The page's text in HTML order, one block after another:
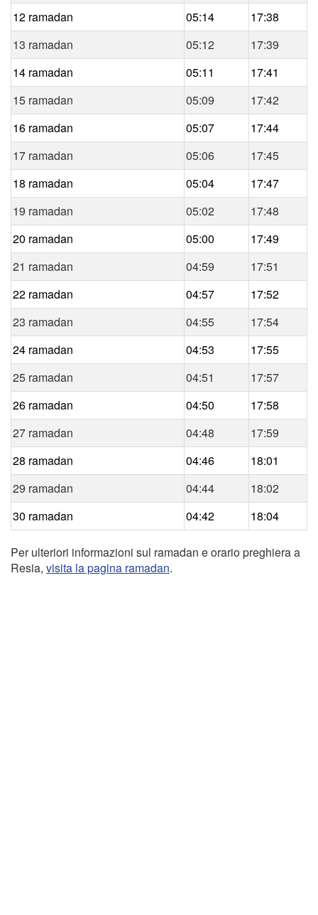
12 ramadan 05:14
17:38
13 ramadan
05:12
17:39
14 ramadan
05:11
17:41
15 ramadan
05:09
17:42
16 ramadan
05:07
17:44
17 ramadan
05:06
17:45
18 ramadan
05:04
17:47
19 ramadan
05:02
17:48
20 ramadan
05:00
17:49
21 ramadan
04:59
17:51
22 ramadan
04:57
17:52
23 ramadan
04:55
17:54
24 ramadan
04:53
17:55
25 ramadan
04:51
17:57
26 ramadan
04:50
17:58
27 ramadan
04:48
17:59
28 ramadan
04:46
18:01
29 ramadan
04:44
18:02
30 ramadan
04:42 18:04
Per ulteriori informazioni sul ramadan e orario preghiera a
Resia, visita la pagina ramadan.